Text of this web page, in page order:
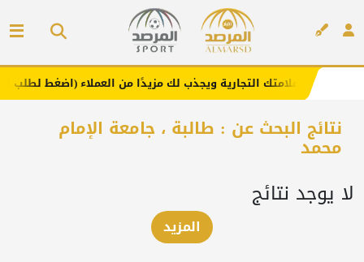
هنا .. يعزز علامتك التجارية ويجذب لك مزيدًا من العملاء (اضغط لطلب
نتائج البحث عن : طالبة ، جامعة الإمام
محمد
لا يوجد نتائج
المزيد